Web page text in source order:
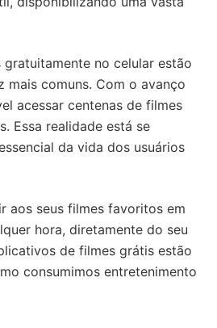
gratuitamente no celular estão
mais comuns. Com o avanço
acessar centenas de filmes
Essa realidade está se
da vida dos usuários
aos seus filmes favoritos em
hora, diretamente do seu
de filmes grátis estão
consumimos entretenimento